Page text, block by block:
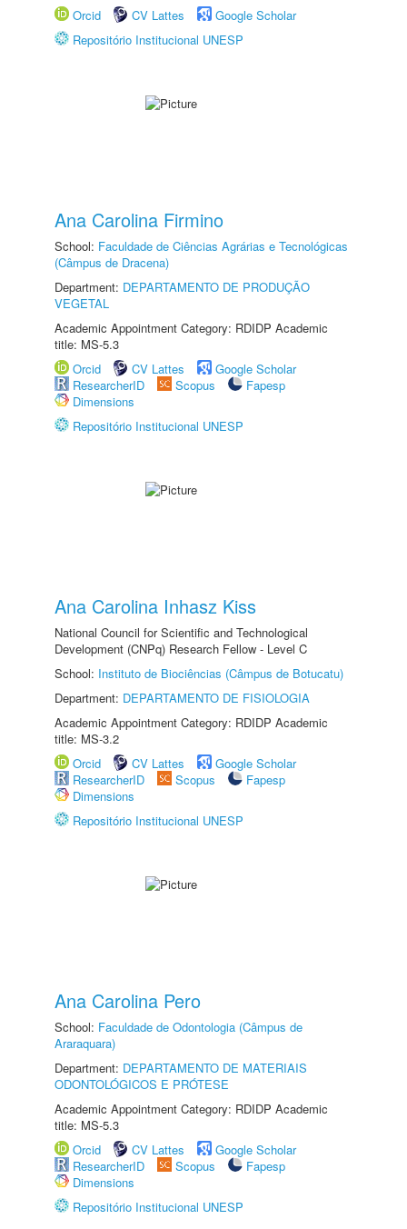
Orcid
CV Lattes
Google Scholar
Repositório Institucional UNESP
Ana Carolina Firmino
School: Faculdade de Ciências Agrárias e Tecnológicas
(Câmpus de Dracena)
Department: DEPARTAMENTO DE PRODUÇÃO
VEGETAL
Academic Appointment Category: RDIDP Academic
title: MS-5.3
Orcid
CV Lattes
Google Scholar
ResearcherID
Scopus
Fapesp
Dimensions
Repositório Institucional UNESP
Ana Carolina Inhasz Kiss
National Council for Scientific and Technological
Development (CNPq) Research Fellow - Level C
School: Instituto de Biociências (Câmpus de Botucatu)
Department: DEPARTAMENTO DE FISIOLOGIA
Academic Appointment Category: RDIDP Academic
title: MS-3.2
Orcid
CV Lattes
Google Scholar
ResearcherID
Scopus
Fapesp
Dimensions
Repositório Institucional UNESP
Ana Carolina Pero
School: Faculdade de Odontologia (Câmpus de
Araraquara)
Department: DEPARTAMENTO DE MATERIAIS
ODONTOLÓGICOS E PRÓTESE
Academic Appointment Category: RDIDP Academic
title: MS-5.3
Orcid
CV Lattes
Google Scholar
ResearcherID
Scopus
Fapesp
Dimensions
Repositório Institucional UNESP